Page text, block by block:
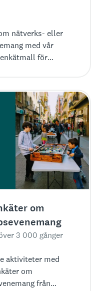
nätverks- eller
med vår
för
om
3 000 gånger
aktiviteter med
om
från